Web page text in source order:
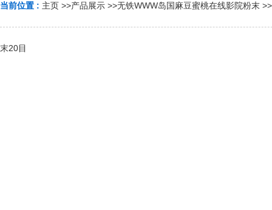
当前位置 : 主页 >>产品展示 >>无铁WWW岛国麻豆蜜桃在线影院粉末 >>
末20目